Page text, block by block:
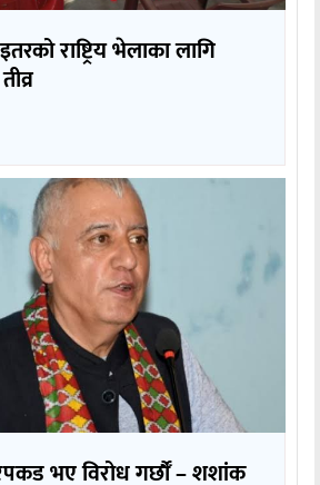
राष्ट्रिय भेलाका लागि
भए विरोध गर्छौँं – शशांक